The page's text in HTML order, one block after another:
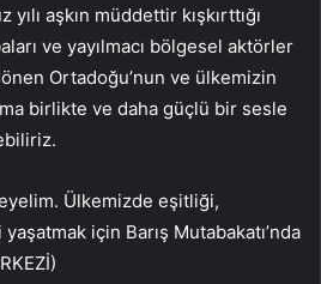
aşkın müddettir kışkırttığı
ve yayılmacı bölgesel aktörler
Ortadoğu’nun ve ülkemizin
birlikte ve daha güçlü bir sesle
Ülkemizde eşitliği,
için Barış Mutabakatı’nda